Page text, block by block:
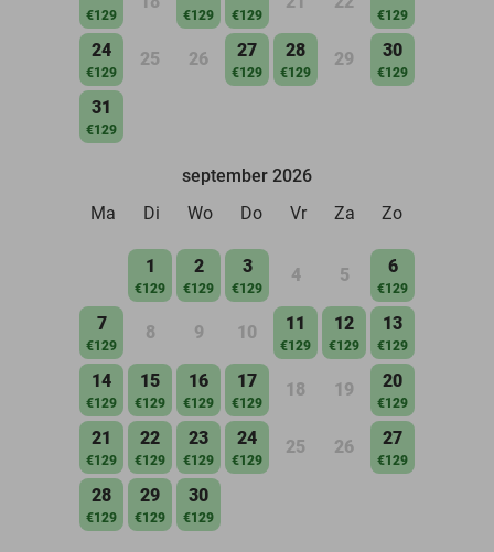
€129 €129 €129 €129
24
€129
25 26 27
€129
28
€129
29 30
€129
31
€129
september 2026
Ma
Di Wo Do Vr Za Zo
1
€129
2
€129
3
€129
4 5 6
€129
7
€129
8 9 10 11
€129
12
€129
13
€129
14
€129
15
€129
16
€129
17
€129
18 19 20
€129
21
€129
22
€129
23
€129
24
€129
25 26 27
€129
28
€129
29
€129
30
€129